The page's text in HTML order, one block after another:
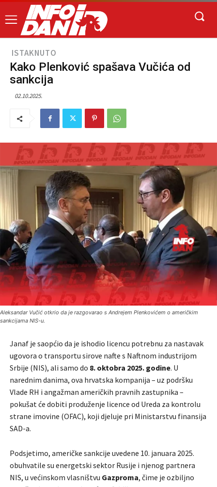
ISTAKNUTO
Kako Plenković spašava Vučića od
sankcija
02.10.2025.
Aleksandar Vučić otkrio da je razgovarao s Andrejem Plenkovićem o američkim
sankcijama NIS-u.
Janaf je saopćio da je ishodio licencu potrebnu za nastavak
ugovora o transportu sirove nafte s Naftnom industrijom
Srbije (NIS), ali samo do 8. oktobra 2025. godine. U
narednim danima, ova hrvatska kompanija – uz podršku
Vlade RH i angažman američkih pravnih zastupnika –
pokušat će dobiti produženje licence od Ureda za kontrolu
strane imovine (OFAC), koji djeluje pri Ministarstvu finansija
SAD-a.
Podsjetimo, američke sankcije uvedene 10. januara 2025.
obuhvatile su energetski sektor Rusije i njenog partnera
NIS, u većinskom vlasništvu Gazproma, čime je ozbiljno